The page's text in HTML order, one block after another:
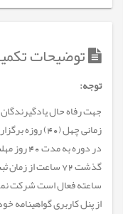
توضیحات
توجه:
جهت رفاه حال
زمانی چهل
در دوره
ساعته فعال است شرکت
از پنل کاربری گواهینامه